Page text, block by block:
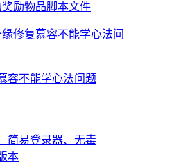
励物品脚本文件
容不能学心法问题
简易登录器、无毒
本